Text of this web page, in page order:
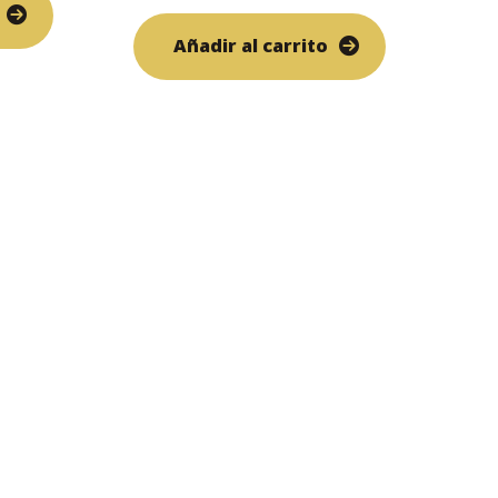
Añadir al carrito